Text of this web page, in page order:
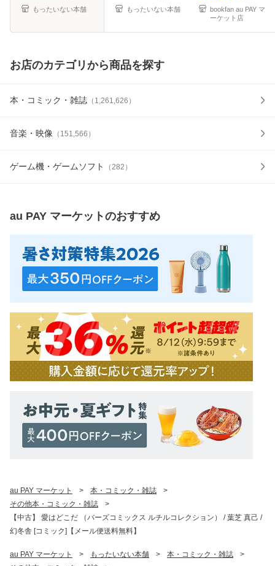
もったいない本舗 もったいない本舗
bookfan au PAY マ
ーケット店
お店のカテゴリから商品を探す
本・コミック・雑誌 （ 1,261,626 ）
音楽・映像 （ 151,566 ）
ゲーム機・ゲームソフト （282 ）
au PAY マーケットのおすすめ
au PAY マーケット > 本・コミック・雑誌
>
その他本・コミック・雑誌
>
【中古】 愛はどこだ （バーズコミックス ルチルコレクション） / 葉芝 真己 /
幻冬舎 [コミック]【メール便送料無料】
au PAY マーケット > もったいない本舗 > 本・コミック・雑誌
>